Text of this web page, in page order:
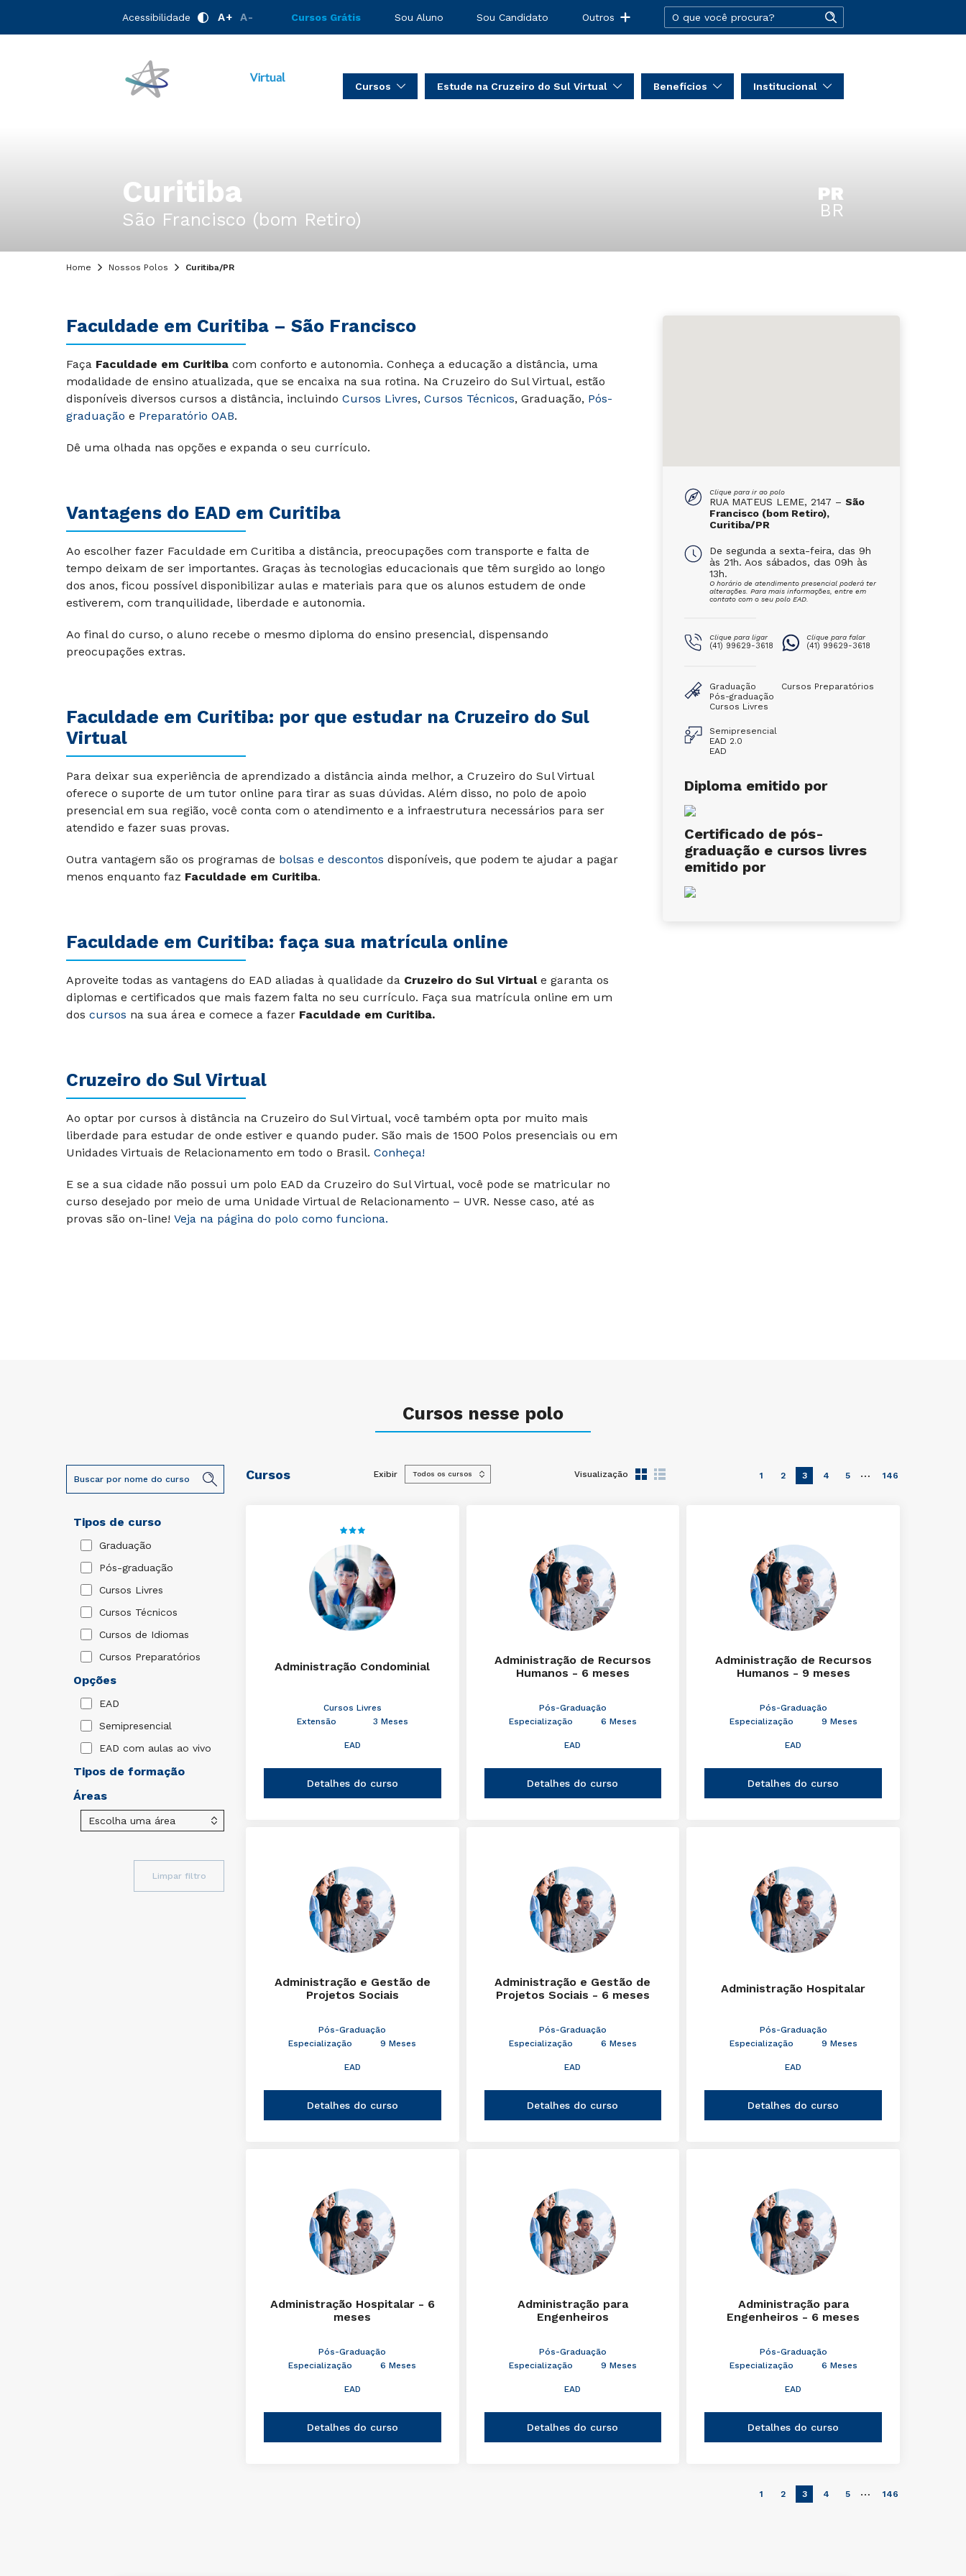
Acessibilidade A+ A- Cursos Grátis Sou Aluno Sou Candidato Outros
Cursos Estude na Cruzeiro do Sul Virtual Benefícios Institucional
Curitiba
São Francisco (bom Retiro)
PR
BR
Home Nossos Polos Curitiba/PR
Faculdade em Curitiba – São Francisco
Faça Faculdade em Curitiba com conforto e autonomia. Conheça a educação a distância, uma
modalidade de ensino atualizada, que se encaixa na sua rotina. Na Cruzeiro do Sul Virtual, estão
disponíveis diversos cursos a distância, incluindo Cursos Livres, Cursos Técnicos, Graduação, Pós-
graduação e Preparatório OAB.
Dê uma olhada nas opções e expanda o seu currículo.
Vantagens do EAD em Curitiba
Ao escolher fazer Faculdade em Curitiba a distância, preocupações com transporte e falta de
tempo deixam de ser importantes. Graças às tecnologias educacionais que têm surgido ao longo
dos anos, ficou possível disponibilizar aulas e materiais para que os alunos estudem de onde
estiverem, com tranquilidade, liberdade e autonomia.
Ao final do curso, o aluno recebe o mesmo diploma do ensino presencial, dispensando
preocupações extras.
Faculdade em Curitiba: por que estudar na Cruzeiro do Sul
Virtual
Para deixar sua experiência de aprendizado a distância ainda melhor, a Cruzeiro do Sul Virtual
oferece o suporte de um tutor online para tirar as suas dúvidas. Além disso, no polo de apoio
presencial em sua região, você conta com o atendimento e a infraestrutura necessários para ser
atendido e fazer suas provas.
Outra vantagem são os programas de bolsas e descontos disponíveis, que podem te ajudar a pagar
menos enquanto faz Faculdade em Curitiba.
Faculdade em Curitiba: faça sua matrícula online
Aproveite todas as vantagens do EAD aliadas à qualidade da Cruzeiro do Sul Virtuale garanta os
diplomas e certificados que mais fazem falta no seu currículo. Faça sua matrícula online em um
dos cursos na sua área e comece a fazer Faculdade em Curitiba.
Cruzeiro do Sul Virtual
Ao optar por cursos à distância na Cruzeiro do Sul Virtual, você também opta por muito mais
liberdade para estudar de onde estiver e quando puder. São mais de 1500 Polos presenciais ou em
Unidades Virtuais de Relacionamento em todo o Brasil. Conheça!
E se a sua cidade não possui um polo EAD da Cruzeiro do Sul Virtual, você pode se matricular no
curso desejado por meio de uma Unidade Virtual de Relacionamento – UVR. Nesse caso, até as
provas são on-line! Veja na página do polo como funciona.
Clique para ir ao polo
RUA MATEUS LEME, 2147 – São
Francisco (bom Retiro),
Curitiba/PR
De segunda a sexta-feira, das 9h
às 21h. Aos sábados, das 09h às
13h.
O horário de atendimento presencial poderá ter
alterações. Para mais informações, entre em
contato com o seu polo EAD.
Clique para ligar
(41) 99629-3618
Clique para falar
(41) 99629-3618
Graduação
Pós-graduação
Cursos Livres
Cursos Preparatórios
Semipresencial
EAD 2.0
EAD
Diploma emitido por
Certificado de pós-
graduação e cursos livres
emitido por
Cursos nesse polo
Tipos de curso
Graduação
Pós-graduação
Cursos Livres
Cursos Técnicos
Cursos de Idiomas
Cursos Preparatórios
Opções
EAD
Semipresencial
EAD com aulas ao vivo
Tipos de formação
Áreas
Limpar filtro
Cursos Exibir Visualização 1 2 3 4 5 … 146
Administração Condominial
Cursos Livres
Extensão
3 Meses
EAD
Detalhes do curso
Administração de Recursos
Humanos - 6 meses
Pós-Graduação
Especialização
6 Meses
EAD
Detalhes do curso
Administração de Recursos
Humanos - 9 meses
Pós-Graduação
Especialização
9 Meses
EAD
Detalhes do curso
Administração e Gestão de
Projetos Sociais
Pós-Graduação
Especialização
9 Meses
EAD
Detalhes do curso
Administração e Gestão de
Projetos Sociais - 6 meses
Pós-Graduação
Especialização
6 Meses
EAD
Detalhes do curso
Administração Hospitalar
Pós-Graduação
Especialização
9 Meses
EAD
Detalhes do curso
Administração Hospitalar - 6
meses
Pós-Graduação
Especialização
6 Meses
EAD
Detalhes do curso
Administração para
Engenheiros
Pós-Graduação
Especialização
9 Meses
EAD
Detalhes do curso
Administração para
Engenheiros - 6 meses
Pós-Graduação
Especialização
6 Meses
EAD
Detalhes do curso
1 2 3 4 5 … 146